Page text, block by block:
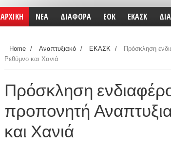
ΑΡΧΙΚΗ ΝΕΑ ΔΙΑΦΟΡΑ ΕΟΚ ΕΚΑΣΚ
Home / Αναπτυξιακό / ΕΚΑΣΚ /
Πρόσκληση
Ρεθύμνο και Χανιά
Πρόσκληση
προπονητή
και Χανιά